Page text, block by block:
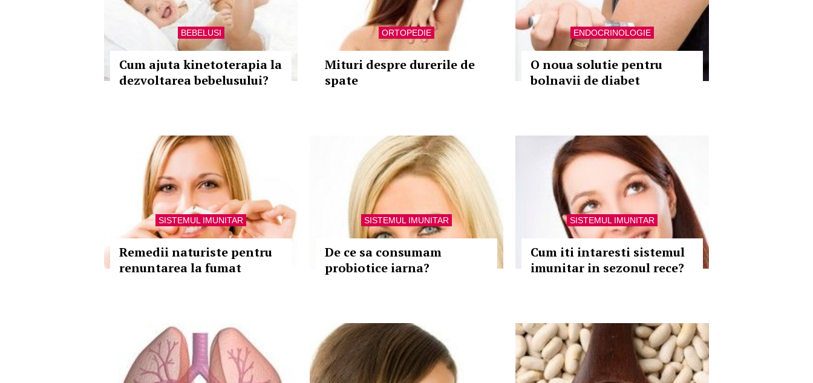
BEBELUSI
Cum ajuta kinetoterapia la
dezvoltarea bebelusului?
ORTOPEDIE
Mituri despre durerile de
spate
ENDOCRINOLOGIE
O noua solutie pentru
bolnavii de diabet
SISTEMUL IMUNITAR
Remedii naturiste pentru
renuntarea la fumat
SISTEMUL IMUNITAR
De ce sa consumam
probiotice iarna?
SISTEMUL IMUNITAR
Cum iti intaresti sistemul
imunitar in sezonul rece?